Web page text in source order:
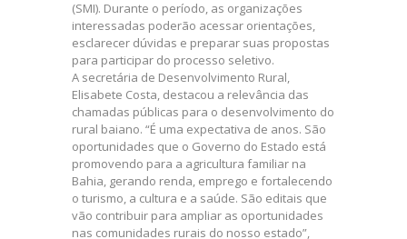
(SMI). Durante o período, as organizações
interessadas poderão acessar orientações,
esclarecer dúvidas e preparar suas propostas
para participar do processo seletivo.
A secretária de Desenvolvimento Rural,
Elisabete Costa, destacou a relevância das
chamadas públicas para o desenvolvimento do
rural baiano. “É uma expectativa de anos. São
oportunidades que o Governo do Estado está
promovendo para a agricultura familiar na
Bahia, gerando renda, emprego e fortalecendo
o turismo, a cultura e a saúde. São editais que
vão contribuir para ampliar as oportunidades
nas comunidades rurais do nosso estado”,